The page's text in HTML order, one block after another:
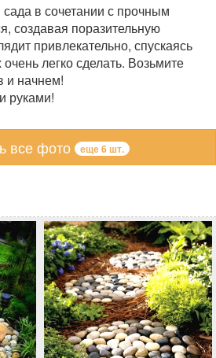
в сочетании с прочным
создавая поразительную
привлекательно, спускаясь
легко сделать. Возьмите
и начнем!
руками!
все фото еще 6 шт.